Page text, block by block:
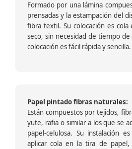
Formado por una lámina
prensadas y la estampación del
fibra textil. Su colocación es
seco, sin necesidad de tiempo
colocación es fácil rápida y sencilla.
Papel pintado fibras naturales:
Están compuestos por tejidos,
yute, rafia o similar a los que se
papel-celulosa. Su instalación
aplicar cola en la tira de